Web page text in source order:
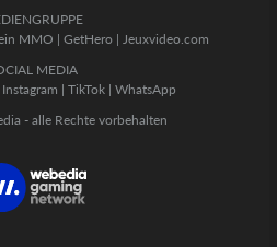
MMO | GetHero | Jeuxvideo.com
MEDIA
Instagram | TikTok | WhatsApp
- alle Rechte vorbehalten